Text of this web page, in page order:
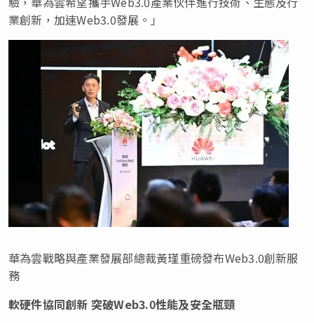
業創新，加速Web3.0發展。」
華為雲戰略與產業發展部總裁黃瑾重磅發布Web3.0創新服
務
軟硬件協同創新 突破Web3.0性能及安全瓶頸